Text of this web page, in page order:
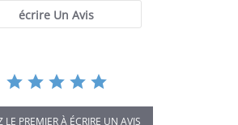
écrire Un Avis
LE PREMIER À ÉCRIRE UN AVIS